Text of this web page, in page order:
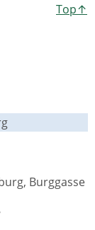
Top↑
Burggasse